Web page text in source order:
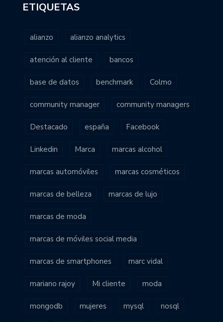
ETIQUETAS
alianzo alianzo analytics
atención al cliente bancos
base de datos benchmark Colmo
community manager community managers
Destacado españa Facebook
Linkedin Marca marcas alcohol
marcas automóviles marcas cosméticos
marcas de belleza marcas de lujo
marcas de moda
marcas de móviles social media
marcas de smartphones marc vidal
mariano rajoy Mi cliente moda
mongodb mujeres mysql nosql